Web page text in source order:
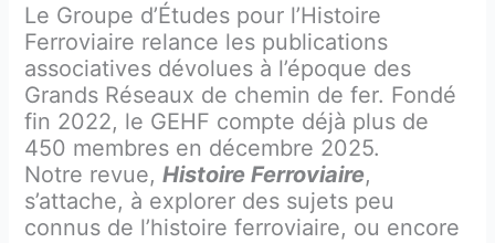
Le Groupe d’Études pour l’Histoire
Ferroviaire relance les publications
associatives dévolues à l’époque des
Grands Réseaux de chemin de fer. Fondé
fin 2022, le GEHF compte déjà plus de
450 membres en décembre 2025.
Notre revue,Histoire Ferroviaire,
s’attache, à explorer des sujets peu
connus de l’histoire ferroviaire, ou encore